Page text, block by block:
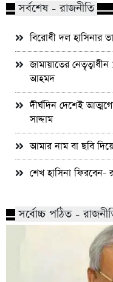
সর্বশেষ - রাজনীতি
বিরোধী দল হাসিনার
জামায়াতের নেতৃত্বাধীন
আহমদ
দীর্ঘদিন দেশেই
সাদ্দাম
আমার নাম বা ছবি
শেখ হাসিনা
সর্বোচ্চ পঠিত -